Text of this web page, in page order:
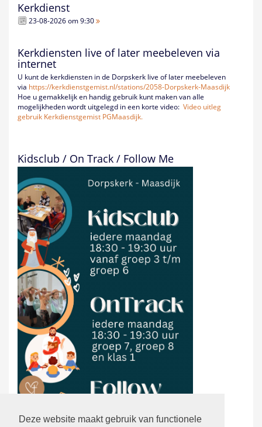
Deze website maakt gebruik van functionele
Kerkdienst
23-08-2026 om 9:30
Kerkdiensten live of later meebeleven via
internet
U kunt de kerkdiensten in de Dorpskerk live of later meebeleven
via https://kerkdienstgemist.nl/stations/2058-Dorpskerk-Maasdijk
Hoe u gemakkelijk en handig gebruik kunt maken van alle
mogelijkheden wordt uitgelegd in een korte video: Video uitleg
gebruik Kerkdienstgemist PGMaasdijk.
Kidsclub / On Track / Follow Me